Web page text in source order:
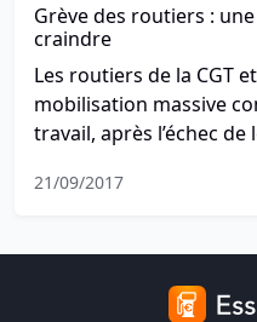
Grève des routiers :
craindre
Les routiers de la CGT
mobilisation massive
travail, après l’échec
apporté “aucune
pour le lundi 25
21/09/2017